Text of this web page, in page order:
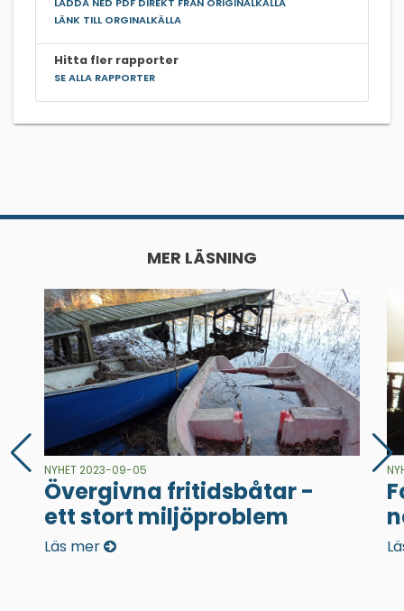
LÄNK TILL ORGINALKÄLLA
Hitta fler rapporter
SE ALLA RAPPORTER
MER LÄSNING
NYHET 2023-09-05
Övergivna fritidsbåtar -
ett stort miljöproblem
Läs mer